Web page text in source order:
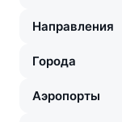
Направления
Города
Аэропорты